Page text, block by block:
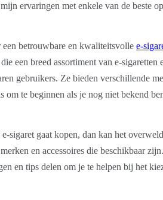
ervaringen met enkele van de beste
betrouwbare en kwaliteitsvolle e-
een breed assortiment van e-sigaretten
gebruikers. Ze bieden verschillende
om te beginnen als je nog niet bekend
sigaret gaat kopen, dan kan het
en accessoires die beschikbaar
en tips delen om je te helpen bij het